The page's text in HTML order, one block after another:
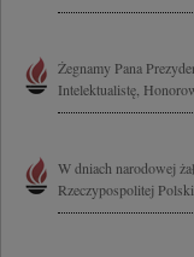
Żegnamy Pana
Intelektualistę,
W dniach narodowej
Rzeczypospolitej